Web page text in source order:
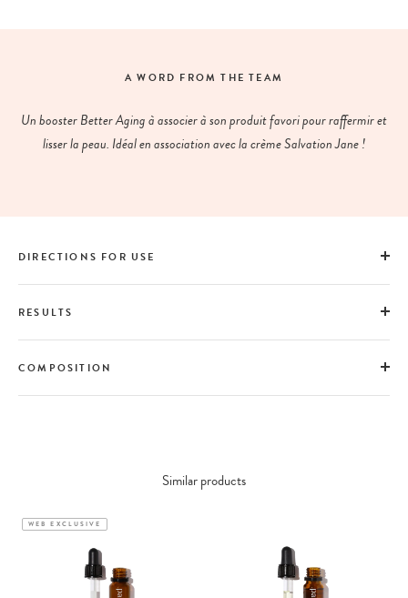
A WORD FROM THE TEAM
Un booster Better Aging à associer à son produit favori pour raffermir et
lisser la peau. Idéal en association avec la crème Salvation Jane !
DIRECTIONS FOR USE
RESULTS
COMPOSITION
Similar products
WEB EXCLUSIVE